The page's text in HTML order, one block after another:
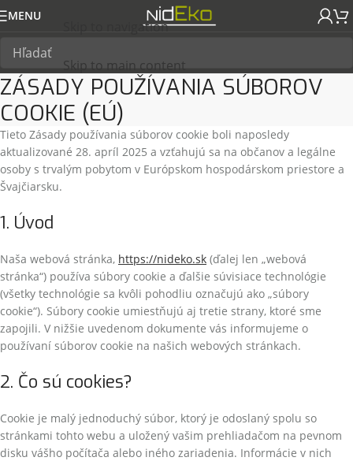
Skip to navigation
Skip to main content
MENU
ZÁSADY POUŽÍVANIA SÚBOROV
COOKIE (EÚ)
Tieto Zásady používania súborov cookie boli naposledy
aktualizované 28. apríl 2025 a vzťahujú sa na občanov a legálne
osoby s trvalým pobytom v Európskom hospodárskom priestore a
Švajčiarsku.
1. Úvod
Naša webová stránka, https://nideko.sk (ďalej len „webová
stránka“) používa súbory cookie a ďalšie súvisiace technológie
(všetky technológie sa kvôli pohodliu označujú ako „súbory
cookie“). Súbory cookie umiestňujú aj tretie strany, ktoré sme
zapojili. V nižšie uvedenom dokumente vás informujeme o
používaní súborov cookie na našich webových stránkach.
2. Čo sú cookies?
Cookie je malý jednoduchý súbor, ktorý je odoslaný spolu so
stránkami tohto webu a uložený vašim prehliadačom na pevnom
disku vášho počítača alebo iného zariadenia. Informácie v nich